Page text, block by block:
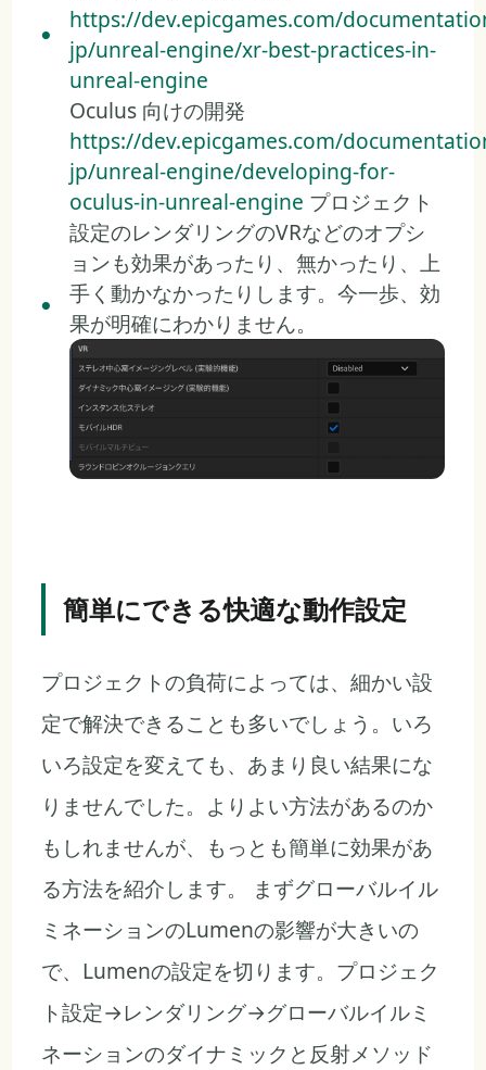
https://dev.epicgames.com/
jp/unreal-engine/xr-best-practices-in-
unreal-engine
Oculus 向けの開発
https://dev.epicgames.com/
jp/unreal-engine/developing-for-
oculus-in-unreal-engine プロジェクト
設定のレンダリングのVRなどのオプシ
ョンも効果があったり、無かったり、上
手く動かなかったりします。今一歩、効
果が明確にわかりません。
簡単にできる快適な動作設定
プロジェクトの負荷によっては、細かい設
定で解決できることも多いでしょう。いろ
いろ設定を変えても、あまり良い結果にな
りませんでした。よりよい方法があるのか
もしれませんが、もっとも簡単に効果があ
る方法を紹介します。 まずグローバルイル
ミネーションのLumenの影響が大きいの
で、Lumenの設定を切ります。プロジェク
ト設定→レンダリング→グローバルイルミ
ネーションのダイナミックと反射メソッド